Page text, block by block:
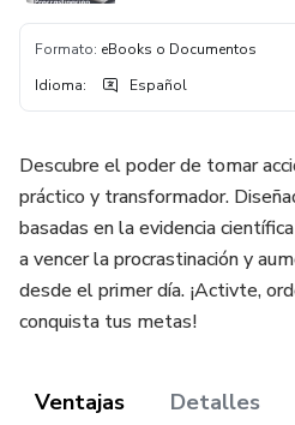
Formato: eBooks o Documentos
Idioma: Español
Descubre el poder de tomar
práctico y transformador.
basadas en la evidencia
a vencer la procrastinación y
desde el primer día. ¡Activte,
conquista tus metas!
Ventajas Detalles